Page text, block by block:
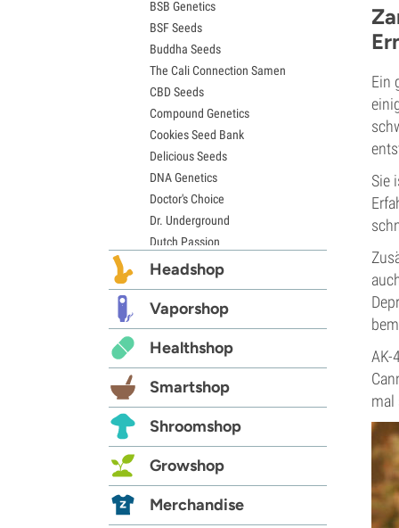
Ein
Sie
AK-
mal
Pineapple Express Samen
Chemdawg Samen
Hindu Kush Samen
Mimosa Samen
BSB Genetics
BSF Seeds
Buddha Seeds
The Cali Connection Samen
CBD Seeds
Compound Genetics
Cookies Seed Bank
Delicious Seeds
DNA Genetics
Doctor's Choice
Dr. Underground
Dutch Passion
Elite Seeds
Exotic Seed
Expert Seeds
FastBuds
Female Seeds
French Touch Seeds
Garden of Green
GeneSeeds
G13 Labs
Grass-O-Matic
Headshop
Vaporshop
Healthshop
Smartshop
Shroomshop
Growshop
Merchandise